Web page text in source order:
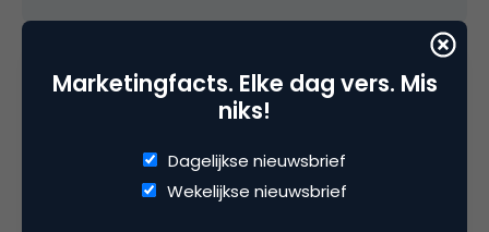
Categorie
Team, Skills & Leadership
Marketingfacts. Elke dag vers. Mis
niks!
Dagelijkse nieuwsbrief
Wekelijkse nieuwsbrief